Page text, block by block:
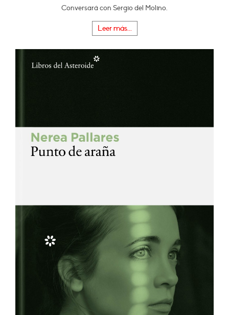
Conversará con Sergio del Molino.
Leer más...